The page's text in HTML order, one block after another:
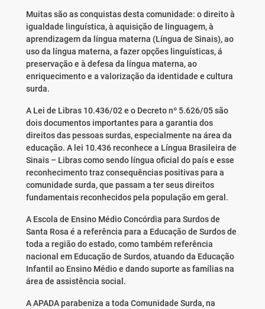
Muitas são as conquistas desta comunidade: o direito à
igualdade linguística, à aquisição de linguagem, à
aprendizagem da língua materna (Língua de Sinais), ao
uso da língua materna, a fazer opções linguísticas, á
preservação e à defesa da língua materna, ao
enriquecimento e a valorização da identidade e cultura
surda.
A Lei de Libras 10.436/02 e o Decreto nº 5.626/05 são
dois documentos importantes para a garantia dos
direitos das pessoas surdas, especialmente na área da
educação. A lei 10.436 reconhece a Língua Brasileira de
Sinais – Libras como sendo língua oficial do país e esse
reconhecimento traz consequências positivas para a
comunidade surda, que passam a ter seus direitos
fundamentais reconhecidos pela população em geral.
A Escola de Ensino Médio Concórdia para Surdos de
Santa Rosa é a referência para a Educação de Surdos de
toda a região do estado, como também referência
nacional em Educação de Surdos, atuando da Educação
Infantil ao Ensino Médio e dando suporte as famílias na
área de assistência social.
A APADA parabeniza a toda Comunidade Surda, na